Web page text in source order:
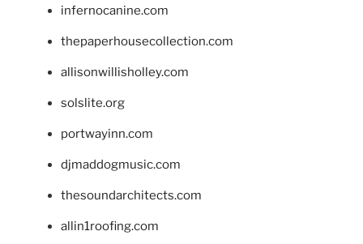
infernocanine.com
thepaperhousecollection.com
allisonwillisholley.com
solslite.org
portwayinn.com
djmaddogmusic.com
thesoundarchitects.com
allin1roofing.com